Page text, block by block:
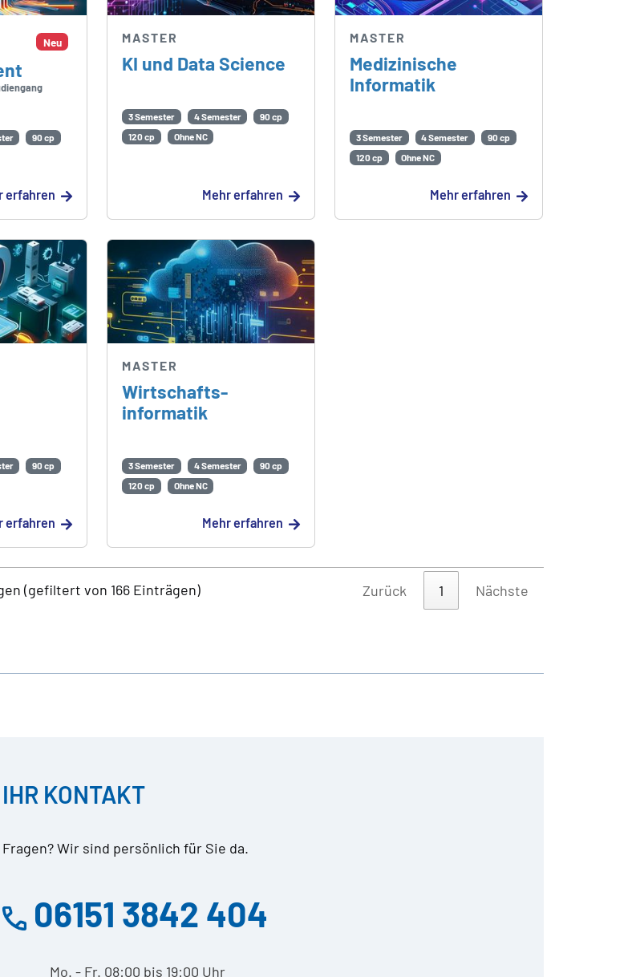
Neu
90 cp
erfahren
KI und Data Science
MASTER
3 Semester 4 Semester
90 cp
120 cp
Ohne NC
Mehr erfahren
Medizinische
Informatik
MASTER
3 Semester 4 Semester
90 cp
120 cp
Ohne NC
Mehr erfahren
90 cp
erfahren
Wirtschafts­
informatik
MASTER
3 Semester 4 Semester
90 cp
120 cp
Ohne NC
Mehr erfahren
(gefiltert von 166 Einträgen) Zurück 1 Nächste
IHR KONTAKT
Fragen? Wir sind persönlich für Sie da.
06151 3842 404
Mo. - Fr. 08:00 bis 19:00 Uhr